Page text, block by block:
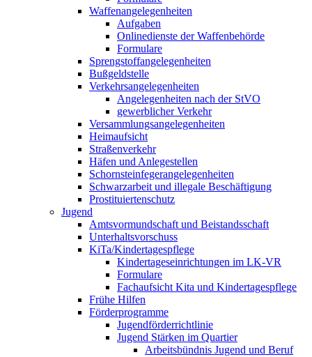
Waffenangelegenheiten
Aufgaben
Onlinedienste der Waffenbehörde
Formulare
Sprengstoff­angelegenheiten
Bußgeldstelle
Verkehrsangelegenheiten
Angelegenheiten nach der StVO
gewerblicher Verkehr
Versammlungs­angelegenheiten
Heimaufsicht
Straßenverkehr
Häfen und Anlegestellen
Schornsteinfeger­angelegenheiten
Schwarzarbeit und illegale Beschäftigung
Prostituiertenschutz
Jugend
Amtsvormundschaft und Beistandsschaft
Unterhaltsvorschuss
KiTa/Kindertagespflege
Kindertages­einrichtungen im LK-VR
Formulare
Fachaufsicht Kita und Kindertagespflege
Frühe Hilfen
Förderprogramme
Jugendförderrichtlinie
Jugend Stärken im Quartier
Arbeitsbündnis Jugend und Beruf